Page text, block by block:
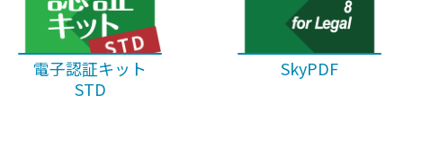
電子認証キット
STD
SkyPDF